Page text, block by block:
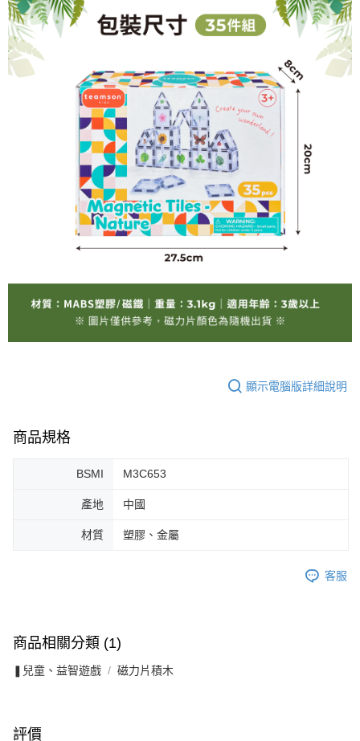
顯示電腦版詳細說明
商品規格
BSMI M3C653
產地 中國
材質 塑膠、金屬
客服
商品相關分類 (1)
❚兒童、益智遊戲 磁力片積木
評價